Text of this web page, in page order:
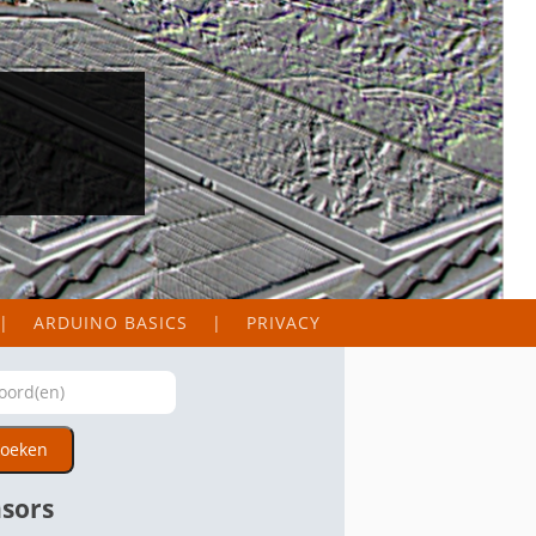
ARDUINO BASICS PRIVACY